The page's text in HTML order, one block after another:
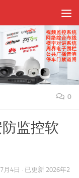
0
监控软
月4日 · 已更新 2026年2